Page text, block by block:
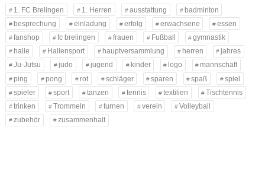
1. FC Brelingen 1. Herren ausstattung
badminton
besprechung
einladung erfolg erwachsene
essen
fanshop
fc brelingen frauen Fußball
gymnastik
halle
Hallensport hauptversammlung herren
jahres
Ju-Jutsu
judo jugend kinder logo
mannschaft
ping
pong rot schläger sparen spaß
spiel
spieler
sport tanzen tennis textilien
Tischtennis
trinken
Trommeln turnen verein
Volleyball
zubehör
zusammenhalt